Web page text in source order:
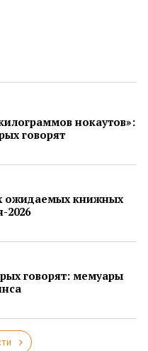
нокаутов»:
говорят
ожидаемых книжных
2026
говорят: мемуары